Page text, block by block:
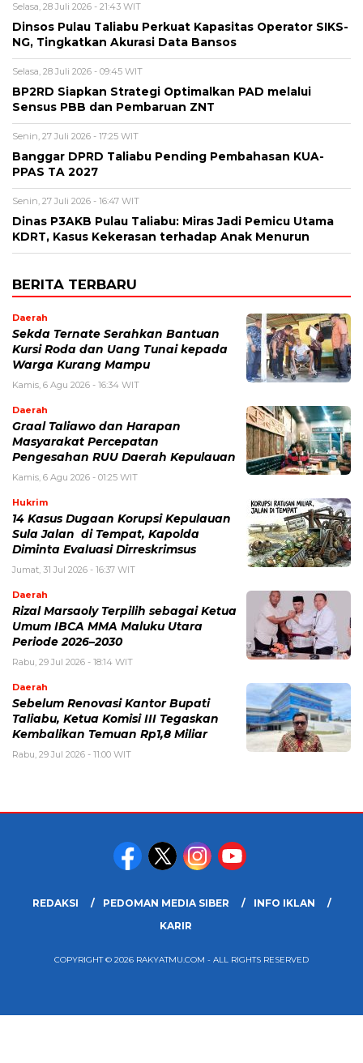
Selasa, 28 Juli 2026 - 21:43 WIT
Dinsos Pulau Taliabu Perkuat Kapasitas Operator SIKS-
NG, Tingkatkan Akurasi Data Bansos
Selasa, 28 Juli 2026 - 09:45 WIT
BP2RD Siapkan Strategi Optimalkan PAD melalui
Sensus PBB dan Pembaruan ZNT
Senin, 27 Juli 2026 - 17:25 WIT
Banggar DPRD Taliabu Pending Pembahasan KUA-
PPAS TA 2027
Senin, 27 Juli 2026 - 16:47 WIT
Dinas P3AKB Pulau Taliabu: Miras Jadi Pemicu Utama
KDRT, Kasus Kekerasan terhadap Anak Menurun
BERITA TERBARU
Daerah
Sekda Ternate Serahkan Bantuan
Kursi Roda dan Uang Tunai kepada
Warga Kurang Mampu
Kamis, 6 Agu 2026 - 16:34 WIT
Daerah
Graal Taliawo dan Harapan
Masyarakat Percepatan
Pengesahan RUU Daerah Kepulauan
Kamis, 6 Agu 2026 - 01:25 WIT
Hukrim
14 Kasus Dugaan Korupsi Kepulauan
Sula Jalan di Tempat, Kapolda
Diminta Evaluasi Dirreskrimsus
Jumat, 31 Jul 2026 - 16:37 WIT
Daerah
Rizal Marsaoly Terpilih sebagai Ketua
Umum IBCA MMA Maluku Utara
Periode 2026–2030
Rabu, 29 Jul 2026 - 18:14 WIT
Daerah
Sebelum Renovasi Kantor Bupati
Taliabu, Ketua Komisi III Tegaskan
Kembalikan Temuan Rp1,8 Miliar
Rabu, 29 Jul 2026 - 11:00 WIT
REDAKSI PEDOMAN MEDIA SIBER
INFO IKLAN
KARIR
COPYRIGHT © 2026 RAKYATMU.COM - ALL RIGHTS RESERVED